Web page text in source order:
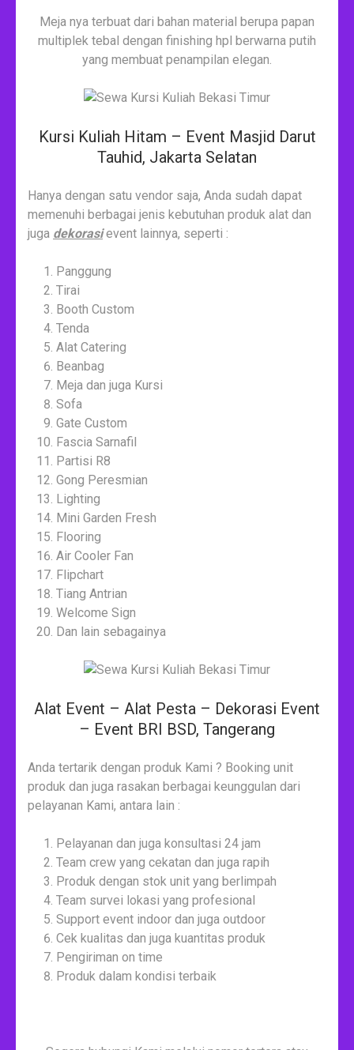
Meja nya terbuat dari bahan material berupa papan
multiplek tebal dengan finishing hpl berwarna putih
yang membuat penampilan elegan.
Kursi Kuliah Hitam – Event Masjid Darut
Tauhid, Jakarta Selatan
Hanya dengan satu vendor saja, Anda sudah dapat
memenuhi berbagai jenis kebutuhan produk alat dan
juga dekorasievent lainnya, seperti :
Panggung
Tirai
Booth Custom
Tenda
Alat Catering
Beanbag
Meja dan juga Kursi
Sofa
Gate Custom
Fascia Sarnafil
Partisi R8
Gong Peresmian
Lighting
Mini Garden Fresh
Flooring
Air Cooler Fan
Flipchart
Tiang Antrian
Welcome Sign
Dan lain sebagainya
Alat Event – Alat Pesta – Dekorasi Event
– Event BRI BSD, Tangerang
Anda tertarik dengan produk Kami ? Booking unit
produk dan juga rasakan berbagai keunggulan dari
pelayanan Kami, antara lain :
Pelayanan dan juga konsultasi 24 jam
Team crew yang cekatan dan juga rapih
Produk dengan stok unit yang berlimpah
Team survei lokasi yang profesional
Support event indoor dan juga outdoor
Cek kualitas dan juga kuantitas produk
Pengiriman on time
Produk dalam kondisi terbaik